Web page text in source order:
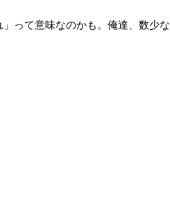
」って意味なのかも。俺達、数少な